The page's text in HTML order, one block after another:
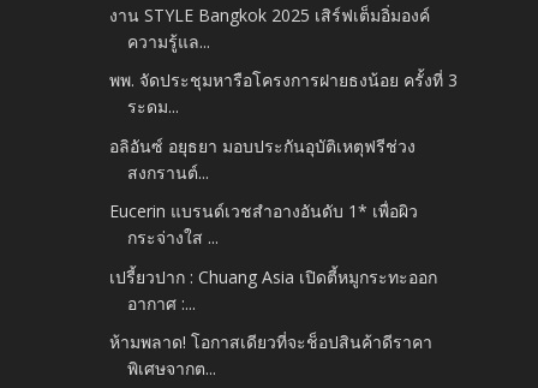
งาน STYLE Bangkok 2025 เสิร์ฟเต็มอิ่มองค์
ความรู้แล...
พพ. จัดประชุมหารือโครงการฝายธงน้อย ครั้งที่ 3
ระดม...
อลิอันซ์ อยุธยา มอบประกันอุบัติเหตุฟรีช่วง
สงกรานต์...
Eucerin แบรนด์เวชสำอางอันดับ 1* เพื่อผิว
กระจ่างใส ...
เปรี้ยวปาก : Chuang Asia เปิดตี้หมูกระทะออก
อากาศ :...
ห้ามพลาด! โอกาสเดียวที่จะช็อปสินค้าดีราคา
พิเศษจากต...